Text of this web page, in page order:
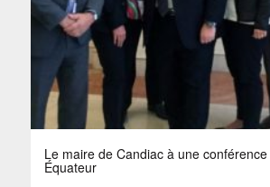
Le maire de Candiac à une conférence
Équateur